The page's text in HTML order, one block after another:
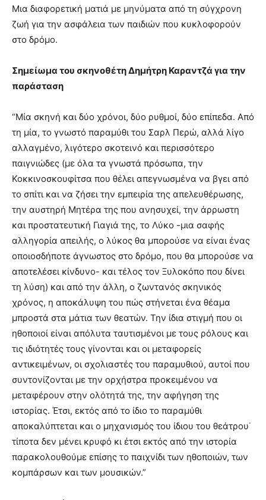
Μια διαφορετική ματιά με μηνύματα από τη σύγχρονη
ζωή για την ασφάλεια των παιδιών που κυκλοφορούν
στο δρόμο.
Σημείωμα του σκηνοθέτηΔημήτρη Καραντζά για την
παράσταση
“Μία σκηνή και δύο χρόνοι, δύο ρυθμοί, δύο επίπεδα. Από
τη μία, το γνωστό παραμύθι του Σαρλ Περώ, αλλά λίγο
αλλαγμένο, λιγότερο σκοτεινό και περισσότερο
παιγνιώδες (με όλα τα γνωστά πρόσωπα, την
Κοκκινοσκουφίτσα που θέλει απεγνωσμένα να βγει από
το σπίτι και να ζήσει την εμπειρία της απελευθέρωσης,
την αυστηρή Μητέρα της που ανησυχεί, την άρρωστη
και προστατευτική Γιαγιά της, το Λύκο -μια σαφής
αλληγορία απειλής, ο λύκος θα μπορούσε να είναι ένας
οποιοσδήποτε άγνωστος στο δρόμο, που θα μπορούσε να
αποτελέσει κίνδυνο- και τέλος τον Ξυλοκόπο που δίνει
τη λύση) και από την άλλη, ο ζωντανός σκηνικός
χρόνος, η αποκάλυψη του πώς στήνεται ένα θέαμα
μπροστά στα μάτια των θεατών. Την ίδια στιγμή που οι
ηθοποιοί είναι απόλυτα ταυτισμένοι με τους ρόλους και
τις ιδιότητές τους γίνονται και οι μεταφορείς
αντικειμένων, οι σχολιαστές του παραμυθιού, αυτοί που
συντονίζονται με την ορχήστρα προκειμένου να
μεταφέρουν στην ολότητά της, την αφήγηση της
ιστορίας. Έτσι, εκτός από το ίδιο το παραμύθι
αποκαλύπτεται και ο μηχανισμός του ίδιου του θεάτρου˙
τίποτα δεν μένει κρυφό κι έτσι εκτός από την ιστορία
παρακολουθούμε επίσης το παιχνίδι των ηθοποιών, των
κομπάρσων και των μουσικών.”